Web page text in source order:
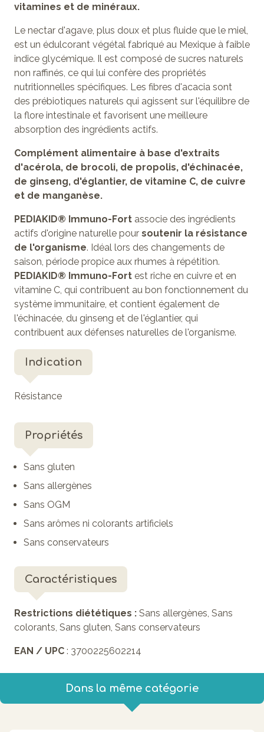
vitamines et de minéraux.
Le nectar d'agave, plus doux et plus fluide que le miel,
est un édulcorant végétal fabriqué au Mexique à faible
indice glycémique. Il est composé de sucres naturels
non raffinés, ce qui lui confère des propriétés
nutritionnelles spécifiques. Les fibres d'acacia sont
des prébiotiques naturels qui agissent sur l'équilibre de
la flore intestinale et favorisent une meilleure
absorption des ingrédients actifs.
Complément alimentaire à base d'extraits
d'acérola, de brocoli, de propolis, d'échinacée,
de ginseng, d'églantier, de vitamine C, de cuivre
et de manganèse.
PEDIAKID® Immuno-Fort associe des ingrédients
actifs d'origine naturelle pour soutenir la résistance
de l'organisme. Idéal lors des changements de
saison, période propice aux rhumes à répétition.
PEDIAKID® Immuno-Fort est riche en cuivre et en
vitamine C, qui contribuent au bon fonctionnement du
système immunitaire, et contient également de
l'échinacée, du ginseng et de l'églantier, qui
contribuent aux défenses naturelles de l'organisme.
Indication
Résistance
Propriétés
Sans gluten
Sans allergènes
Sans OGM
Sans arômes ni colorants artificiels
Sans conservateurs
Caractéristiques
Restrictions diététiques : Sans allergènes, Sans
colorants, Sans gluten, Sans conservateurs
EAN / UPC : 3700225602214
Dans la même catégorie